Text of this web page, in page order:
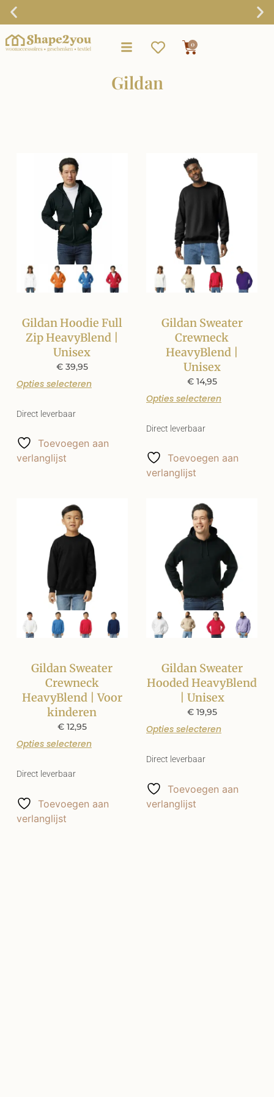
Gratis verzending vanaf €75,-
0
Gildan
Gildan Hoodie Full
Zip HeavyBlend |
Unisex
€39,95
Opties selecteren
Direct leverbaar
Toevoegen aan
verlanglijst
Gildan Sweater
Crewneck
HeavyBlend |
Unisex
€14,95
Opties selecteren
Direct leverbaar
Toevoegen aan
verlanglijst
Gildan Sweater
Crewneck
HeavyBlend | Voor
kinderen
€12,95
Opties selecteren
Direct leverbaar
Toevoegen aan
verlanglijst
Gildan Sweater
Hooded HeavyBlend
| Unisex
€19,95
Opties selecteren
Direct leverbaar
Toevoegen aan
verlanglijst